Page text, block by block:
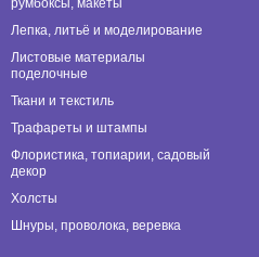
румбоксы, макеты
Лепка, литьё и моделирование
Листовые материалы
поделочные
Ткани и текстиль
Трафареты и штампы
Флористика, топиарии, садовый
декор
Холсты
Шнуры, проволока, веревка